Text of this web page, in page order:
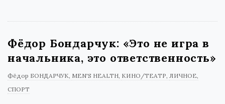
Фёдор Бондарчук: «Это не игра в
начальника, это ответственность»
Фёдор БОНДАРЧУК MEN'S HEALTH КИНО/ТЕАТР ЛИЧНОЕ
СПОРТ